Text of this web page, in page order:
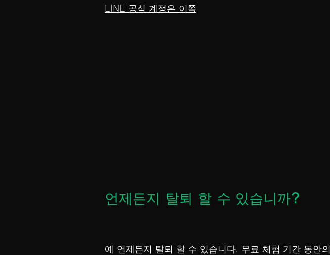
LINE 공식 계정은 이쪽
언제든지 탈퇴 할 수 있습니까?
예 언제든지 탈퇴 할 수 있습니다. 무료 체험 기간 동안의